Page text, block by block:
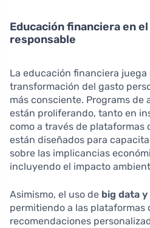
Educación financiera en
responsable
La educación financiera
transformación del gasto
más consciente. Programs
están proliferando, tanto en
como a través de plataformas
están diseñados para
sobre las implicancias
incluyendo el impacto
Asimismo, el uso de big data
permitiendo a las plataformas
recomendaciones